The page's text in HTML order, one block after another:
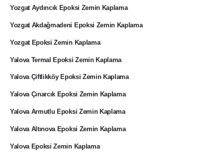
Yozgat Aydıncık Epoksi Zemin Kaplama
Yozgat Akdağmadeni Epoksi Zemin Kaplama
Yozgat Epoksi Zemin Kaplama
Yalova Termal Epoksi Zemin Kaplama
Yalova Çiftlikköy Epoksi Zemin Kaplama
Yalova Çınarcık Epoksi Zemin Kaplama
Yalova Armutlu Epoksi Zemin Kaplama
Yalova Altınova Epoksi Zemin Kaplama
Yalova Epoksi Zemin Kaplama